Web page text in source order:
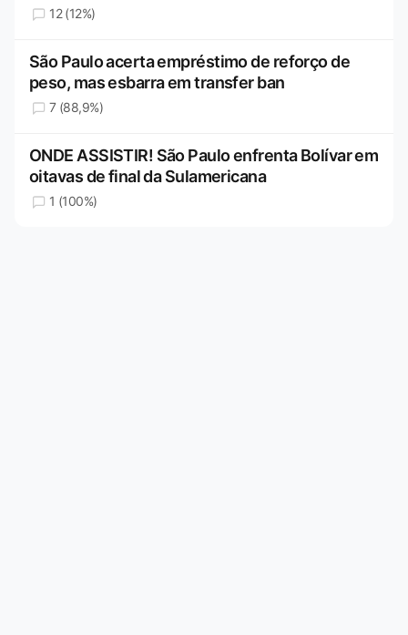
12 (12%)
São Paulo acerta empréstimo de reforço de
peso, mas esbarra em transfer ban
7 (88,9%)
ONDE ASSISTIR! São Paulo enfrenta Bolívar em
oitavas de final da Sulamericana
1 (100%)